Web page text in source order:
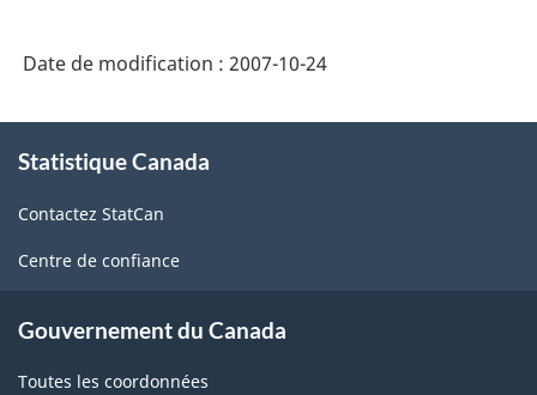
Date de modification : 2007-10-24
propos
ce
site
Statistique Canada
Contactez StatCan
Centre de confiance
Gouvernement du Canada
Toutes les coordonnées